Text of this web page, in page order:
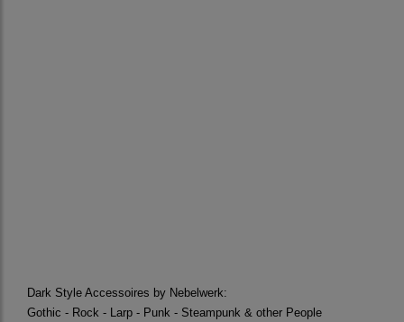
Dark Style Accessoires by Nebelwerk:
Gothic - Rock - Larp - Punk - Steampunk & other People